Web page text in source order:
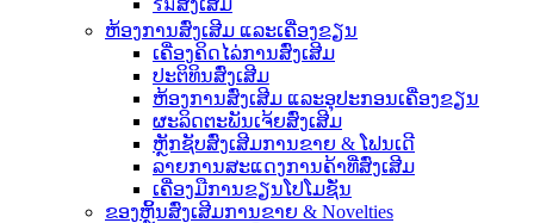
ร่มສົ່ງເສີມ
ຫ້ອງການສົ່ງເສີມ ແລະເຄື່ອງຂຽນ
ເຄື່ອງຄິດໄລ່ການສົ່ງເສີມ
ປະຕິທິນສົ່ງເສີມ
ຫ້ອງການສົ່ງເສີມ ແລະອຸປະກອນເຄື່ອງຂຽນ
ຜະລິດຕະພັນເຈ້ຍສົ່ງເສີມ
ຫຼັກຊັບສົ່ງເສີມການຂາຍ & ໂຟນເດີ
ລາຍການສະແດງການຄ້າທີ່ສົ່ງເສີມ
ເຄື່ອງມືການຂຽນໂປໂມຊັ່ນ
ຂອງຫຼິ້ນສົ່ງເສີມການຂາຍ & Novelties